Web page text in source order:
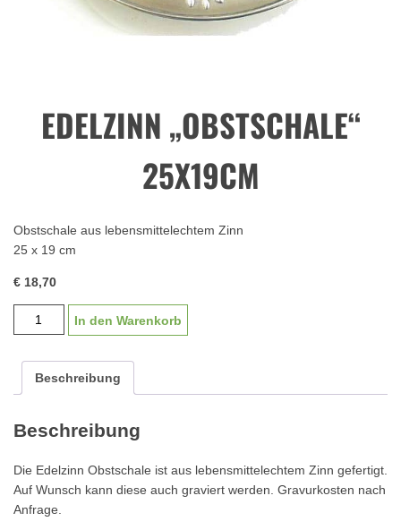
EDELZINN „OBSTSCHALE“
25X19CM
Obstschale aus lebensmittelechtem Zinn
25 x 19 cm
€ 18,70
Edelzinn
"Obstschale"
Menge
In den Warenkorb
Beschreibung
Beschreibung
Die Edelzinn Obstschale ist aus lebensmittelechtem Zinn gefertigt.
Auf Wunsch kann diese auch graviert werden. Gravurkosten nach
Anfrage.